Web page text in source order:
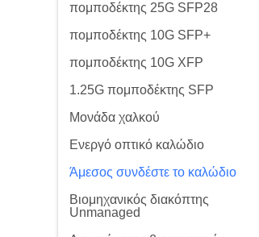
πομποδέκτης 25G SFP28
πομποδέκτης 10G SFP+
πομποδέκτης 10G XFP
1.25G πομποδέκτης SFP
Μονάδα χαλκού
Ενεργό οπτικό καλώδιο
Άμεσος συνδέστε το καλώδιο
Βιομηχανικός διακόπτης
Unmanaged